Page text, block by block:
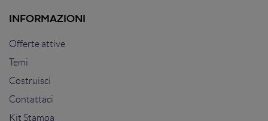
INFORMAZIONI
Offerte attive
Temi
Costruisci
Contattaci
Kit Stampa